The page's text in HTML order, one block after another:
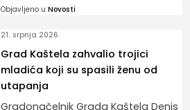
Objavljeno uNovosti
21. srpnja 2026.
Grad Kaštela zahvalio trojici
mladića koji su spasili ženu od
utapanja
Gradonačelnik Grada Kaštela Denis